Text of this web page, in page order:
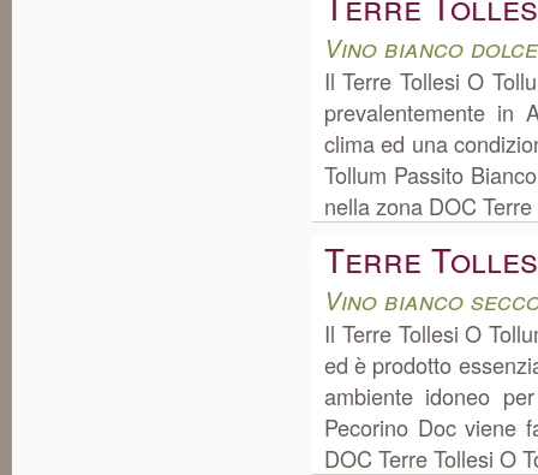
Vino bianco
Il Terre Tollesi O
prevalentemente in
clima ed una
Tollum Passito
nella zona DOC
Terre
Vino bianco
Il Terre Tollesi O
ed è prodotto
ambiente idoneo
Pecorino Doc viene
DOC Terre Tollesi O